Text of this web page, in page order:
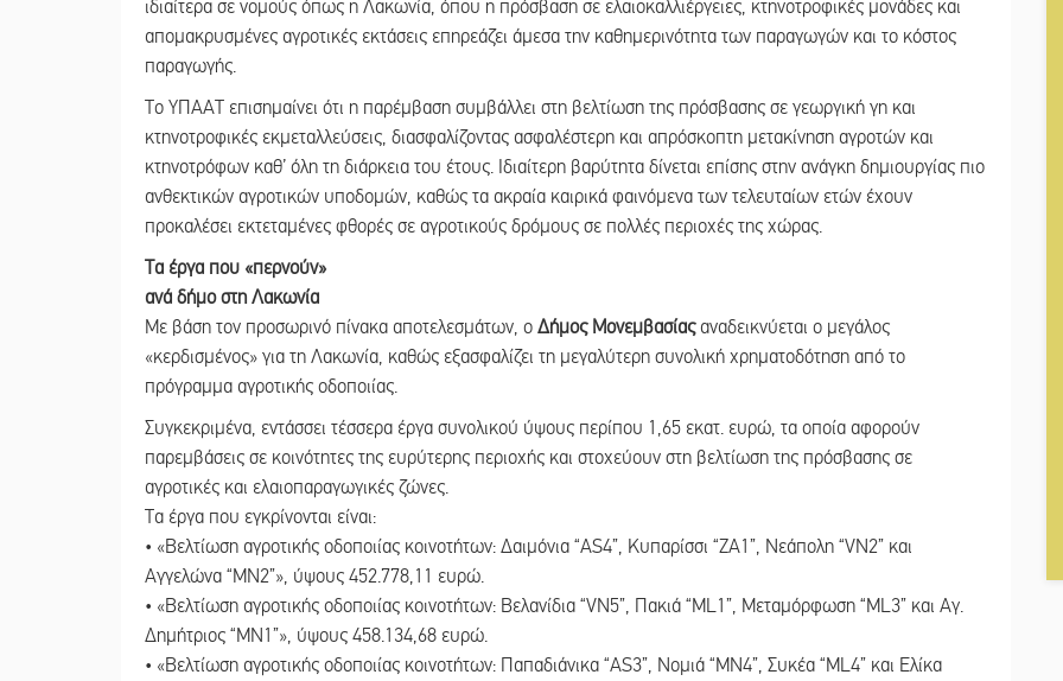
ιδιαίτερα σε νομούς όπως η Λακωνία, όπου η πρόσβαση σε ελαιοκαλλιέργειες, κτηνοτροφικές μονάδες και
απομακρυσμένες αγροτικές εκτάσεις επηρεάζει άμεσα την καθημερινότητα των παραγωγών και το κόστος
παραγωγής.
Το ΥΠΑΑΤ επισημαίνει ότι η παρέμβαση συμβάλλει στη βελτίωση της πρόσβασης σε γεωργική γη και
κτηνοτροφικές εκμεταλλεύσεις, διασφαλίζοντας ασφαλέστερη και απρόσκοπτη μετακίνηση αγροτών και
κτηνοτρόφων καθ’ όλη τη διάρκεια του έτους. Ιδιαίτερη βαρύτητα δίνεται επίσης στην ανάγκη δημιουργίας πιο
ανθεκτικών αγροτικών υποδομών, καθώς τα ακραία καιρικά φαινόμενα των τελευταίων ετών έχουν
προκαλέσει εκτεταμένες φθορές σε αγροτικούς δρόμους σε πολλές περιοχές της χώρας.
Τα έργα που «περνούν»
ανά δήμο στη Λακωνία
Με βάση τον προσωρινό πίνακα αποτελεσμάτων, ο Δήμος Μονεμβασίαςαναδεικνύεται ο μεγάλος
«κερδισμένος» για τη Λακωνία, καθώς εξασφαλίζει τη μεγαλύτερη συνολική χρηματοδότηση από το
πρόγραμμα αγροτικής οδοποιίας.
Συγκεκριμένα, εντάσσει τέσσερα έργα συνολικού ύψους περίπου 1,65 εκατ. ευρώ, τα οποία αφορούν
παρεμβάσεις σε κοινότητες της ευρύτερης περιοχής και στοχεύουν στη βελτίωση της πρόσβασης σε
αγροτικές και ελαιοπαραγωγικές ζώνες.
Τα έργα που εγκρίνονται είναι:
• «Βελτίωση αγροτικής οδοποιίας κοινοτήτων: Δαιμόνια “AS4”, Κυπαρίσσι “ZA1”, Νεάπολη “VN2” και
Αγγελώνα “MN2”», ύψους 452.778,11 ευρώ.
• «Βελτίωση αγροτικής οδοποιίας κοινοτήτων: Βελανίδια “VN5”, Πακιά “ML1”, Μεταμόρφωση “ML3” και Αγ.
Δημήτριος “MN1”», ύψους 458.134,68 ευρώ.
• «Βελτίωση αγροτικής οδοποιίας κοινοτήτων: Παπαδιάνικα “AS3”, Νομιά “MN4”, Συκέα “ML4” και Ελίκα